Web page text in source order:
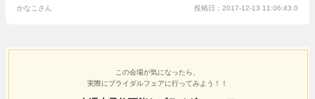
でしっかりとやって頂けました。当日は雪が舞う庭園をバックに、でも、
め、スタッフの方々のきめ細やかな対応と、料理長こだわりのお料理がゲ
いたようで、とても盛り上がりました。風情がある会場で、とても素敵な
式ができたと感謝しています。
かなこさん 投稿日：2017-12-13 11:06:43.0
この会場が気になったら、
実際にブライダルフェアに行ってみよう！！